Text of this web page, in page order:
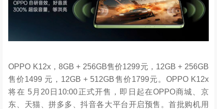
OPPO K12x，8GB + 256GB售价1299元，12GB + 256GB
售价1499 元，12GB + 512GB售价1799元。OPPO K12x
将在 5月20日10:00正式开售，即日起在OPPO商城、京
东、天猫、拼多多、抖音各大平台开启预售。首批购机用